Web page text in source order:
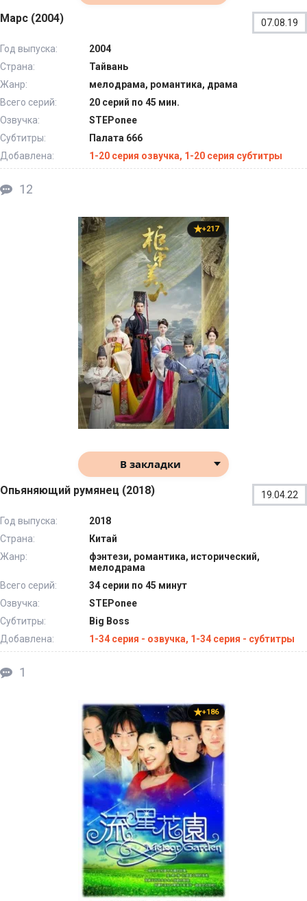
Марс (2004) 07.08.19
Год выпуска:
2004
Страна:
Тайвань
Жанр:
мелодрама, романтика, драма
Всего серий:
20 серий по 45 мин.
Озвучка:
STEPonee
Субтитры:
Палата 666
Добавлена:
1-20 серия озвучка, 1-20 серия субтитры
12
+217
В закладки
Опьяняющий румянец (2018) 19.04.22
Год выпуска:
2018
Страна:
Китай
Жанр:
фэнтези, романтика, исторический,
мелодрама
Всего серий:
34 серии по 45 минут
Озвучка:
STEPonee
Субтитры:
Big Boss
Добавлена:
1-34 серия - озвучка, 1-34 серия - субтитры
1
+186